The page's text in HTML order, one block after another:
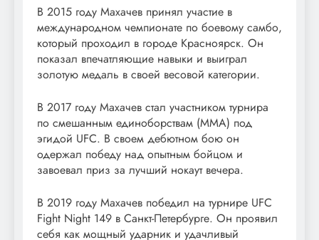
В 2015 году Махачев принял участие в
международном чемпионате по боевому самбо,
который проходил в городе Красноярск. Он
показал впечатляющие навыки и выиграл
золотую медаль в своей весовой категории.
В 2017 году Махачев стал участником турнира
по смешанным единоборствам (MMA) под
эгидой UFC. В своем дебютном бою он
одержал победу над опытным бойцом и
завоевал приз за лучший нокаут вечера.
В 2019 году Махачев победил на турнире UFC
Fight Night 149 в Санкт-Петербурге. Он проявил
себя как мощный ударник и удачливый